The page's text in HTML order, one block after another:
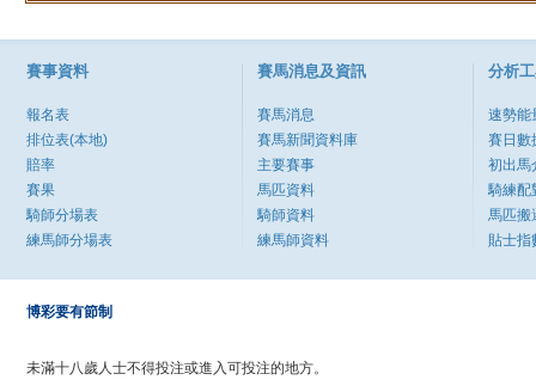
賽事資料
報名表
排位表(本地)
賠率
賽果
騎師分場表
練馬師分場表
賽馬消息及資訊
賽馬消息
賽馬新聞資料庫
主要賽事
馬匹資料
騎師資料
練馬師資料
分析
速勢能
賽日數
初出馬
騎練配
馬匹搬
貼士指
博彩要有節制
未滿十八歲人士不得投注或進入可投注的地方。